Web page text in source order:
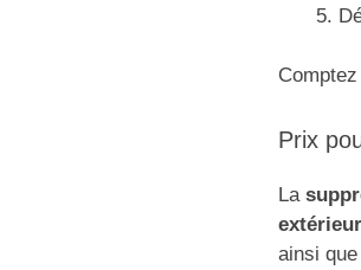
Prix
La
extérieur
ainsi